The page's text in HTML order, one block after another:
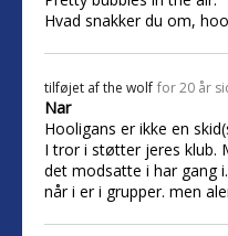
Hvad snakker du om,
tilføjet afthe wolf for 20 år
Nar
Hooligans er ikke en
I tror i støtter jeres klub.
det modsatte i har gang
når i er i grupper. men